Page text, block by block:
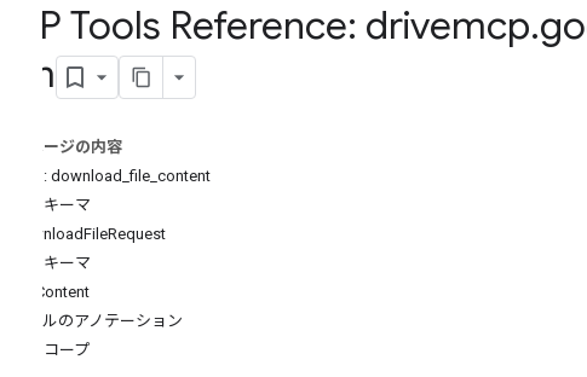
MCP Tools Reference: drivemcp.
com
このページの内容
ツール: download_file_content
入力スキーマ
DownloadFileRequest
出力スキーマ
FileContent
ツールのアノテーション
認可スコープ